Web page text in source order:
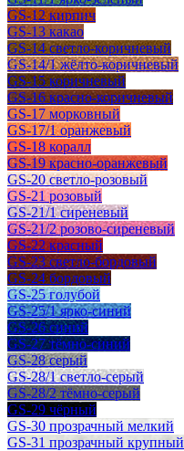
GS-12 кирпич
GS-13 какао
GS-14 светло-коричневый
GS-14/1 жёлто-коричневый
GS-15 коричневый
GS-16 красно-коричневый
GS-17 морковный
GS-17/1 оранжевый
GS-18 коралл
GS-19 красно-оранжевый
GS-20 светло-розовый
GS-21 розовый
GS-21/1 сиреневый
GS-21/2 розово-сиреневый
GS-22 красный
GS-23 светло-бордовый
GS-24 бордовый
GS-25 голубой
GS-25/1 ярко-синий
GS-26 синий
GS-27 тёмно-синий
GS-28 серый
GS-28/1 светло-серый
GS-28/2 тёмно-серый
GS-29 чёрный
GS-30 прозрачный мелкий
GS-31 прозрачный крупный